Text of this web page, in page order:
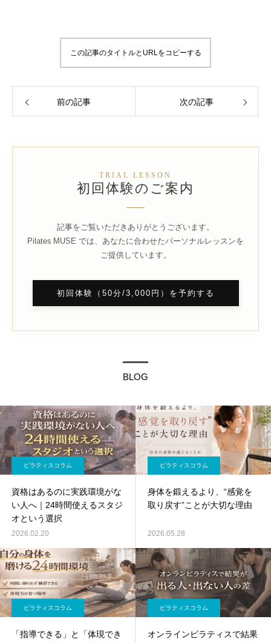
この記事のタイトルとURLをコピーする
前の記事 次の記事
TRIAL LESSON
初回体験のご案内
記事をご覧いただきありがとうございます。
Pilates MUSE では、あなたに合わせたパーソナルレッスンを
ご提供しています。
初回体験（50分/3,000円）を予約する
BLOG
ピラティスコラム
資格はあるのに実践環境がな
い人へ｜24時間使えるスタジ
オという選択
2026.02.20
ピラティスコラム
身体を鍛えるより、“感覚を
取り戻す”ことが大切な理由
2026.05.28
ピラティスコラム
「指導できる」と「体現でき
ピラティスコラム
オンラインピラティスで結果